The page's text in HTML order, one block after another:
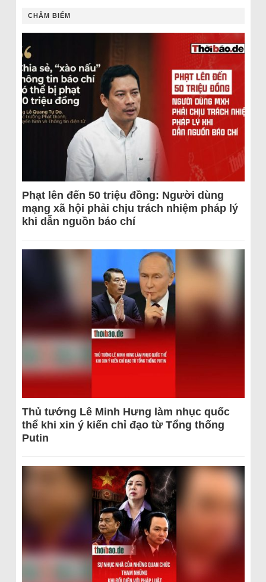
CHÂM BIẾM
Phạt lên đến 50 triệu đồng: Người dùng
mạng xã hội phải chịu trách nhiệm pháp lý
khi dẫn nguồn báo chí
Thủ tướng Lê Minh Hưng làm nhục quốc
thể khi xin ý kiến chỉ đạo từ Tổng thống
Putin